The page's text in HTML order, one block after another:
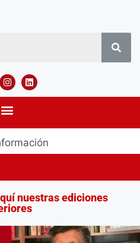
nuestras ediciones